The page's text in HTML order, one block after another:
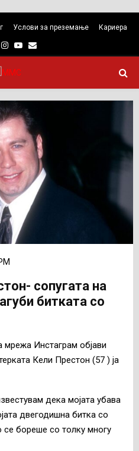
Услови за преземање Кариера
Instagram
Youtube
Email
сопугата на
битката со
мрежа Инстаграм објави
Кели Престон (57 ) ја
дека мојата убава
двегодишна битка со
се бореше со толку многу